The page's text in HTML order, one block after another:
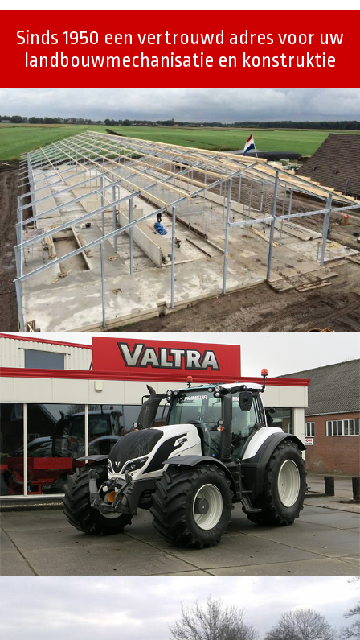
Sinds 1950 een vertrouwd adres voor uw
landbouwmechanisatie en konstruktie